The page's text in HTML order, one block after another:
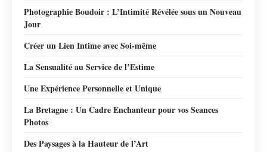
Photographie Boudoir : L’Intimité Révélée sous un Nouveau
Jour
Créer un Lien Intime avec Soi-même
La Sensualité au Service de l’Estime
Une Expérience Personnelle et Unique
La Bretagne : Un Cadre Enchanteur pour vos Seances
Photos
Des Paysages à la Hauteur de l’Art